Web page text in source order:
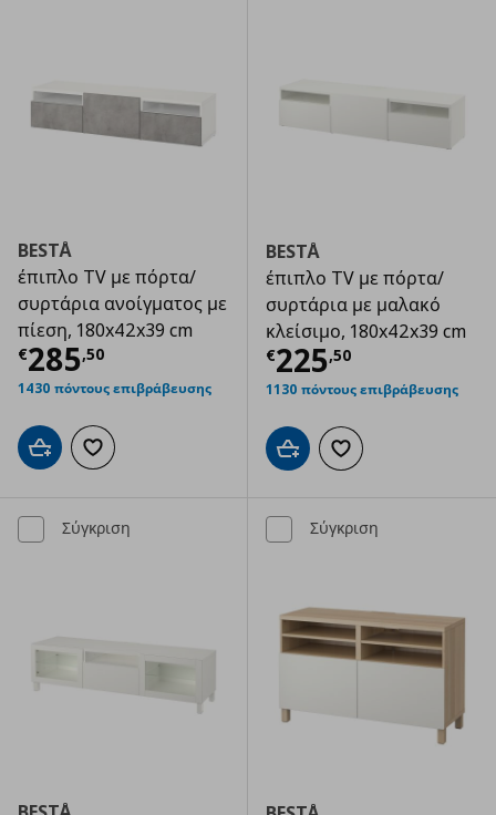
BESTÅ
έπιπλο TV με πόρτα/
συρτάρια ανοίγματος με
πίεση, 180x42x39 cm
€285,50
Τρέχουσα τιμή € 285,50
1430 πόντους επιβράβευσης
Προσθήκη στο καλάθι
Προσθήκη στα αγαπημένα
BESTÅ
έπιπλο TV με πόρτα/
συρτάρια με μαλακό
κλείσιμο, 180x42x39 cm
€225,50
Τρέχουσα
1130 πόντους επιβράβευσης
Προσθήκη στο καλάθι
Προσθήκη στα
Σύγκριση Σύγκριση